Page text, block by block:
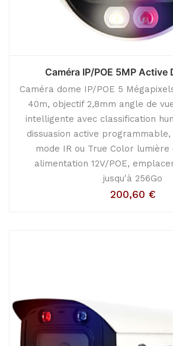
Caméra IP/POE 5MP Active
Caméra dome IP/POE 5
40m, objectif 2,8mm angle de
intelligente avec classification
dissuasion active
mode IR ou True Color lumière
alimentation 12V/POE,
jusqu'à 256Go
200,60 €